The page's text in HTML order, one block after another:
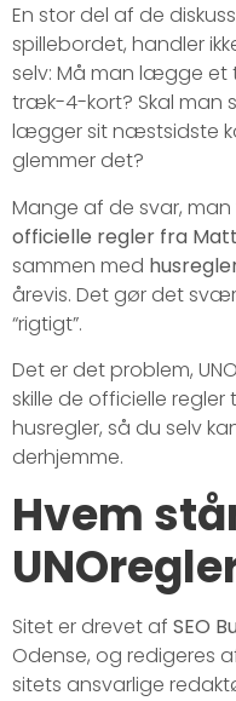
En stor del af de
spillebordet, handler
selv: Må man lægge
træk-4-kort? Skal man
lægger sit næstsidste
glemmer det?
Mange af de svar,
officielle regler fra
sammen med
årevis. Det gør det
“rigtigt”.
Det er det problem,
skille de officielle
husregler, så du selv
derhjemme.
Hvem
Sitet er drevet af SEO
Odense, og redigeres
sitets ansvarlige